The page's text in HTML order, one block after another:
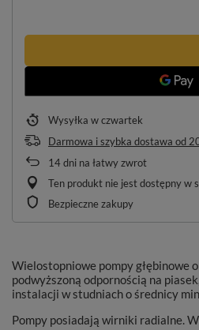
Wysyłka w czwartek
Darmowa i szybka dostawa od
14dni na łatwy zwrot
Ten produkt nie jest dostępny w
Bezpieczne zakupy
Wielostopniowe pompy głębinowe
podwyższoną odpornością na
instalacji w studniach o średnicy
Pompy posiadają wirniki radialne.